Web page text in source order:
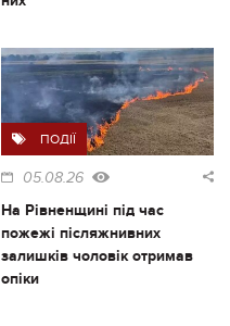
ПОДІЇ
05.08.26
На Рівненщині під час
пожежі післяжнивних
залишків чоловік отримав
опіки